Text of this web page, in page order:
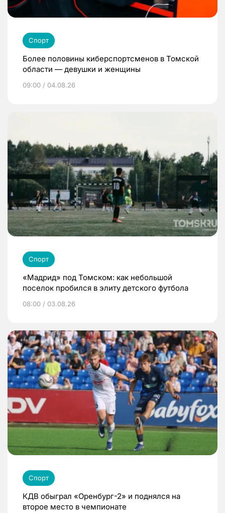
Спорт
Более половины киберспортсменов в Томской
области — девушки и женщины
09:00 / 04.08.26
Спорт
«Мадрид» под Томском: как небольшой
поселок пробился в элиту детского футбола
08:00 / 03.08.26
Спорт
КДВ обыграл «Оренбург-2» и поднялся на
второе место в чемпионате